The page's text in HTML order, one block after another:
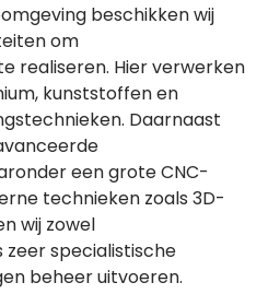
beschikken wij
om
realiseren. Hier verwerken
kunststoffen en
Daarnaast
een grote CNC-
technieken zoals 3D-
wij zowel
specialistische
beheer uitvoeren.